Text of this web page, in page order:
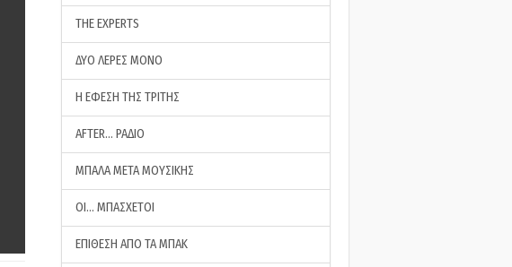
THE EXPERTS
ΔΥΟ ΛΕΡΕΣ ΜΟΝΟ
Η ΕΦΕΣΗ ΤΗΣ ΤΡΙΤΗΣ
AFTER… ΡΑΔΙΟ
ΜΠΑΛΑ ΜΕΤΑ ΜΟΥΣΙΚΗΣ
ΟΙ… ΜΠΑΣΧΕΤΟΙ
ΕΠΙΘΕΣΗ ΑΠΟ ΤΑ ΜΠΑΚ